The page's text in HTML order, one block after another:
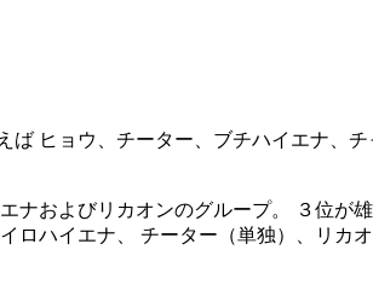
ヒョウ、チーター、ブチハイエナ、チ
およびリカオンのグループ。 ３位が
ロハイエナ、 チーター（単独）、リカ